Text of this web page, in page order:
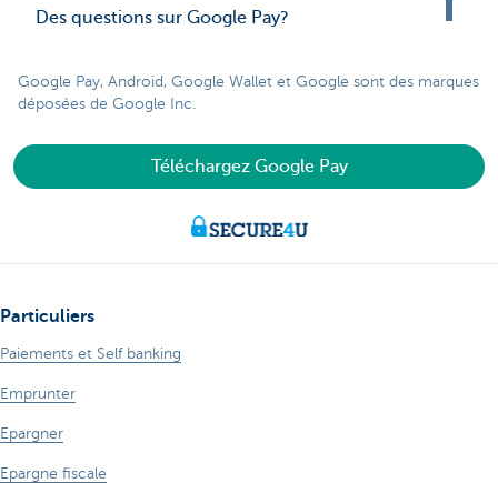
Des questions sur Google Pay?
Google Pay, Android, Google Wallet et Google sont des marques
déposées de Google Inc.
Téléchargez Google Pay
Particuliers
Paiements et Self banking
Emprunter
Epargner
Epargne fiscale